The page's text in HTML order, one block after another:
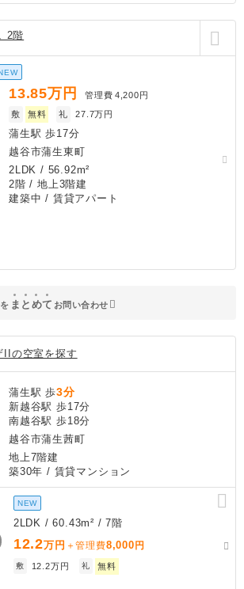
2階
13.85万円 管理費 4,200円
敷
無料 礼 27.7万円
蒲生駅 歩17分
越谷市蒲生東町
2LDK / 56.92m²
2階 / 地上3階建
建築中 / 賃貸アパート
ま と めて お問い合わせ
IIの空室を探す
蒲生駅 歩3分
新越谷駅 歩17分
南越谷駅 歩18分
越谷市蒲生茜町
地上7階建
築30年 / 賃貸マンション
NEW
2LDK / 60.43m² / 7階
12.2万円 ＋管理費8,000 円
敷 12.2万円 礼 無料